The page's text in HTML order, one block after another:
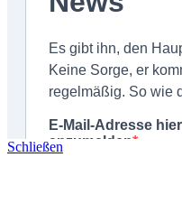
Schließen